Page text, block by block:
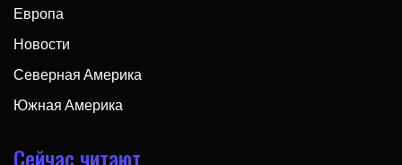
Европа
Новости
Северная Америка
Южная Америка
Сейчас читают